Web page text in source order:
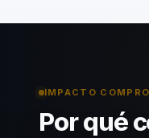
IMPACTO
Por qué